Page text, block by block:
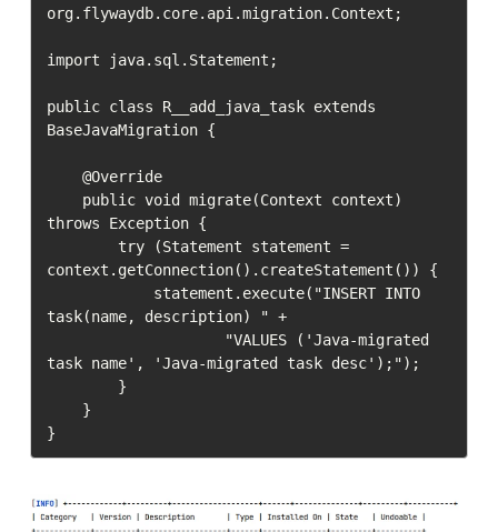
org.flywaydb.core.api.migration.Context;
import java.sql.Statement;
public class R__add_java_task extends
BaseJavaMigration {
throws Exception {
context.getConnection().createStatement()) {
task(name, description) " +
task name', 'Java-migrated task desc');");
}